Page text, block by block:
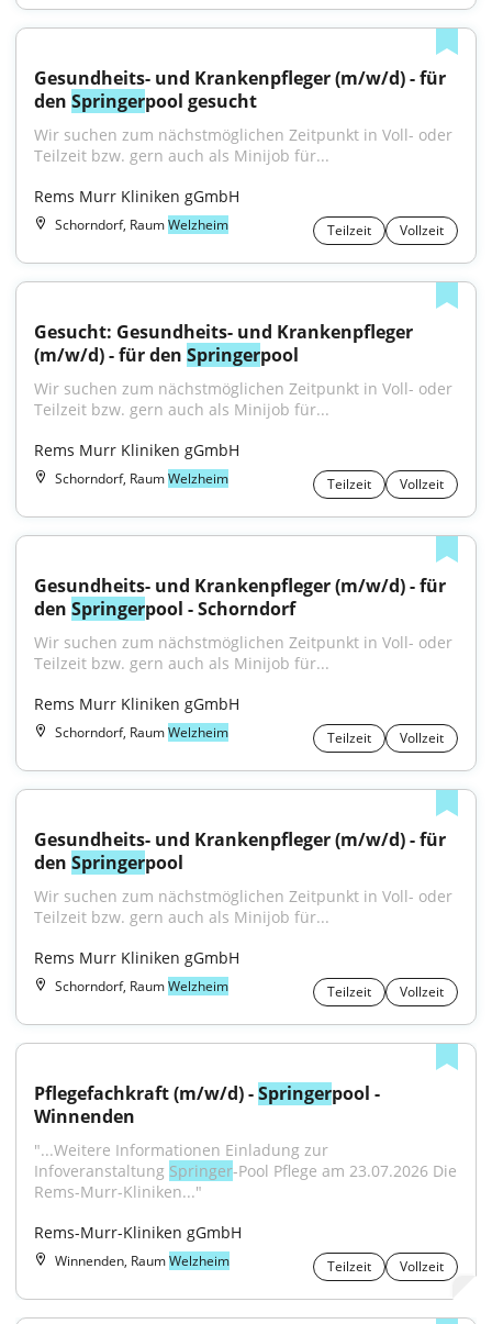
Gesundheits- und Krankenpfleger (m/w/d) - für
den Springerpool gesucht
Wir suchen zum nächstmöglichen Zeitpunkt in Voll- oder
Teilzeit bzw. gern auch als Minijob für...
Rems Murr Kliniken gGmbH
Schorndorf, RaumWelzheim Teilzeit Vollzeit
Gesucht: Gesundheits- und Krankenpfleger
(m/w/d) - für den Springerpool
Wir suchen zum nächstmöglichen Zeitpunkt in Voll- oder
Teilzeit bzw. gern auch als Minijob für...
Rems Murr Kliniken gGmbH
Schorndorf, RaumWelzheim Teilzeit Vollzeit
Gesundheits- und Krankenpfleger (m/w/d) - für
den Springerpool - Schorndorf
Wir suchen zum nächstmöglichen Zeitpunkt in Voll- oder
Teilzeit bzw. gern auch als Minijob für...
Rems Murr Kliniken gGmbH
Schorndorf, RaumWelzheim Teilzeit Vollzeit
Gesundheits- und Krankenpfleger (m/w/d) - für
den Springerpool
Wir suchen zum nächstmöglichen Zeitpunkt in Voll- oder
Teilzeit bzw. gern auch als Minijob für...
Rems Murr Kliniken gGmbH
Schorndorf, RaumWelzheim Teilzeit Vollzeit
Pflegefachkraft (m/w/d) - Springerpool -
Winnenden
"...Weitere Informationen Einladung zur
Infoveranstaltung Springer-Pool Pflege am 23.07.2026 Die
Rems-Murr-Kliniken..."
Rems-Murr-Kliniken gGmbH
Winnenden, RaumWelzheim Teilzeit Vollzeit